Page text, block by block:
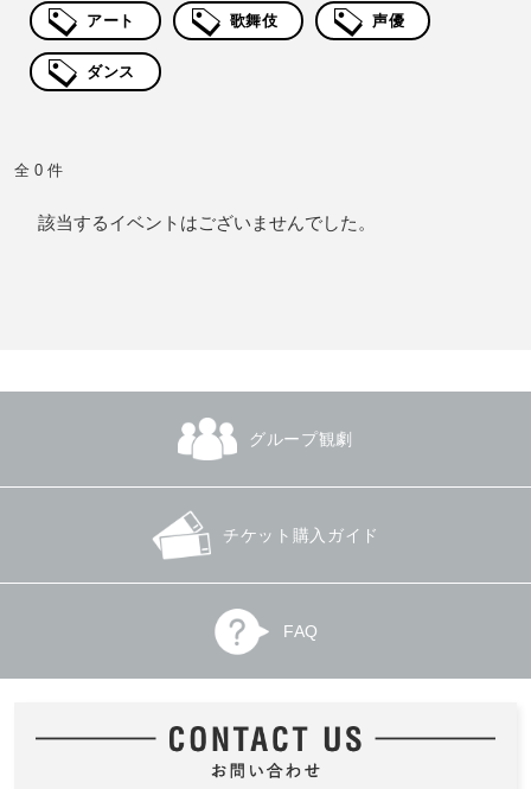
アート 歌舞伎 声優
ダンス
全 0 件
該当するイベントはございませんでした。
グループ観劇
チケット購入ガイド
FAQ